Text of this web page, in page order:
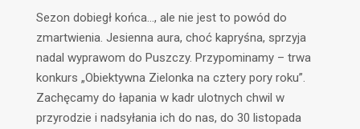
Sezon dobiegł końca…, ale nie jest to powód do
zmartwienia. Jesienna aura, choć kapryśna, sprzyja
nadal wyprawom do Puszczy. Przypominamy – trwa
konkurs „Obiektywna Zielonka na cztery pory roku”.
Zachęcamy do łapania w kadr ulotnych chwil w
przyrodzie i nadsyłania ich do nas, do 30 listopada